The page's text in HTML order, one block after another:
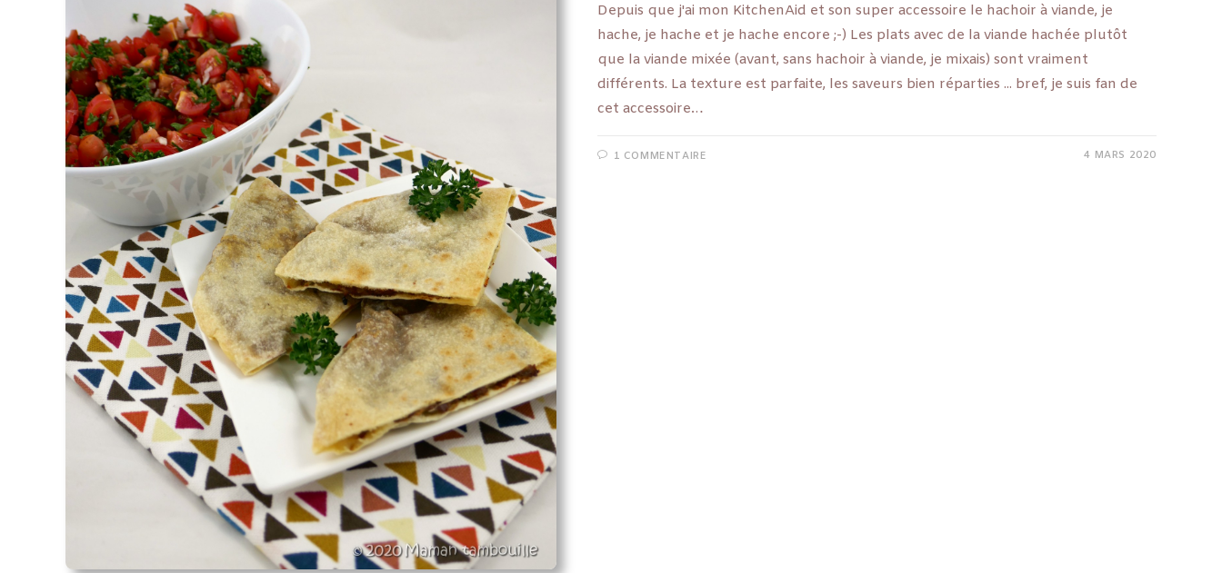
Depuis que j'ai mon KitchenAid et son super accessoire le hachoir à viande, je
hache, je hache et je hache encore ;-) Les plats avec de la viande hachée plutôt
que la viande mixée (avant, sans hachoir à viande, je mixais) sont vraiment
différents. La texture est parfaite, les saveurs bien réparties ... bref, je suis fan de
cet accessoire…
1 COMMENTAIRE 4 MARS 2020